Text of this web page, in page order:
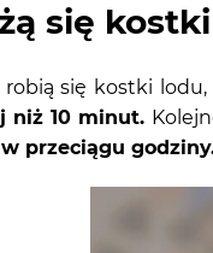
się
robią się kostki
niż 10 minut.
przeciągu